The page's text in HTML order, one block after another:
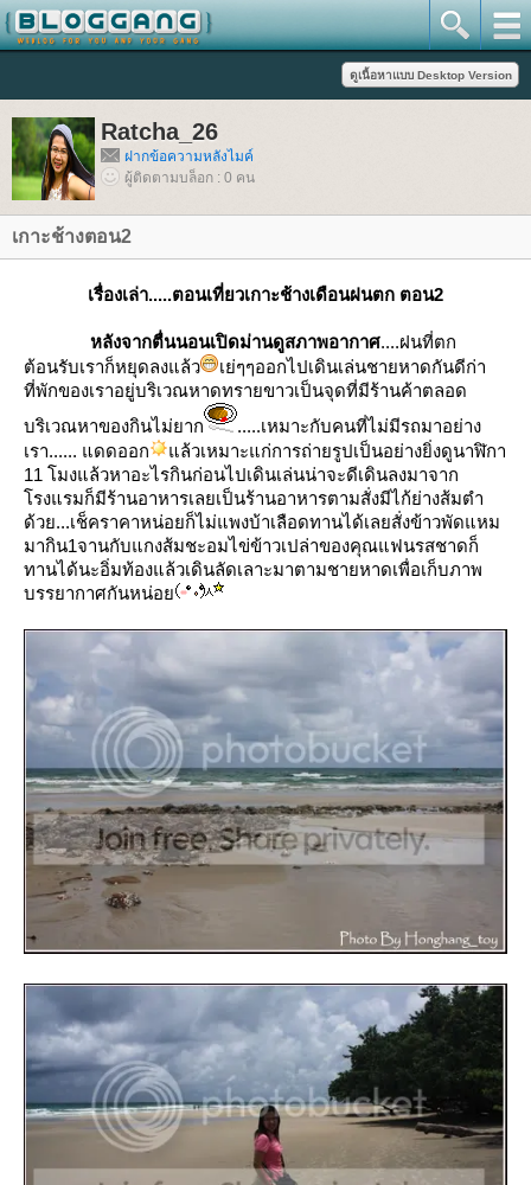
Ratcha_26
ฝากข้อความหลังไมค์
ผู้ติดตามบล็อก : 0 คน
เกาะช้างตอน2
เรื่องเล่า.....ตอนเที่ยวเกาะช้างเดือนฝนตก ตอน2
หลังจากตื่นนอนเปิดม่านดูสภาพอากาศ....ฝนที่ตก
ต้อนรับเราก็หยุดลงแล้ว
เย่ๆๆออกไปเดินเล่นชายหาดกันดีก่า
ที่พักของเราอยู่บริเวณหาดทรายขาวเป็นจุดที่มีร้านค้าตลอด
บริเวณหาของกินไม่ยาก
.....เหมาะกับคนที่ไม่มีรถมาอย่าง
เรา...... แดดออก
ล้วเหมาะแก่การถ่ายรูปเป็นอย่างยิ่งดูนาฬิกา
11 โมงแล้วหาอะไรกินก่อนไปเดินเล่นน่าจะดีเดินลงมาจาก
รงแรมก็มีร้านอาหารเลยเป็นร้านอาหารตามสั่งมีไก้ย่างส้มตำ
ด้วย...เช็คราคาหน่อยก็ไม่แพงบ้าเลือดทานได้เลยสั่งข้าวพัดแหม
มากิน1จานกับแกงส้มชะอมไข่ข้าวเปล่าของคุณแฟนรสชาดก็
ทานได้นะอิ่มท้องแล้วเดินลัดเลาะมาตามชายหาดเพื่อเก็บภาพ
บรรยากาศกันหน่อ